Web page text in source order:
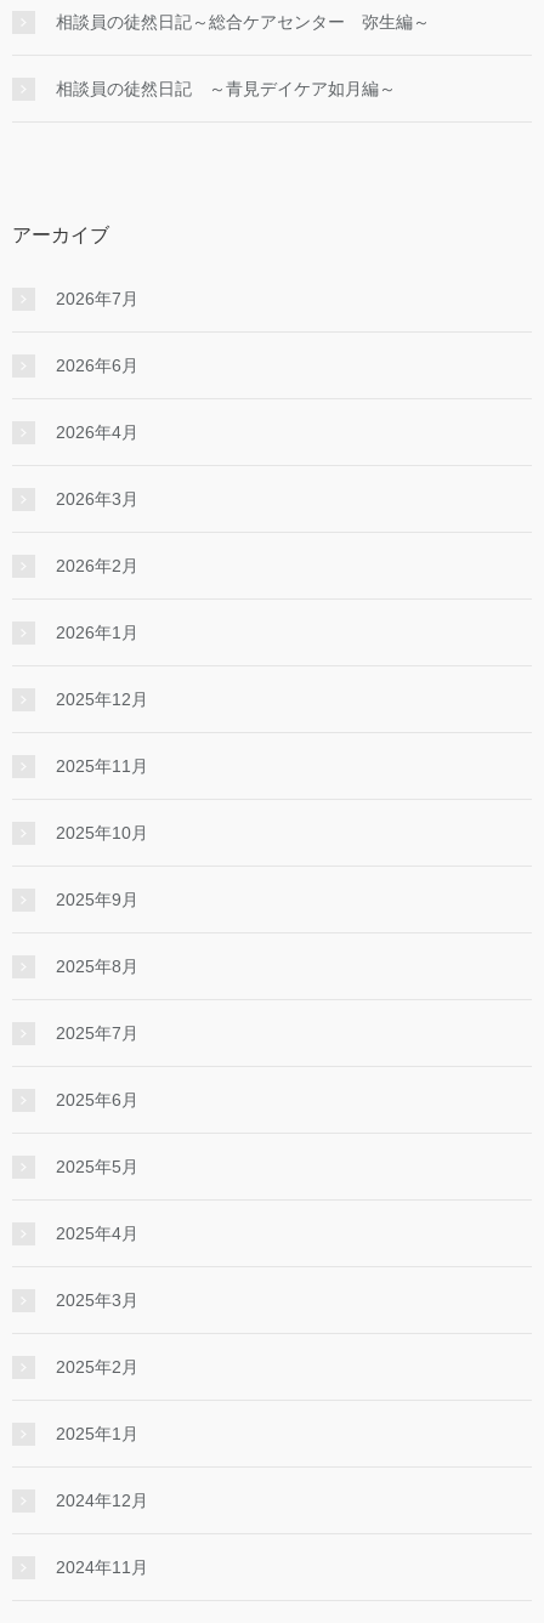
相談員の徒然日記～総合ケアセンター 弥生編～
相談員の徒然日記 ～青見デイケア如月編～
アーカイブ
2026年7月
2026年6月
2026年4月
2026年3月
2026年2月
2026年1月
2025年12月
2025年11月
2025年10月
2025年9月
2025年8月
2025年7月
2025年6月
2025年5月
2025年4月
2025年3月
2025年2月
2025年1月
2024年12月
2024年11月